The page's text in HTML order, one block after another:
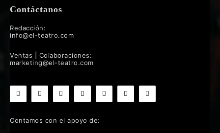
Contáctanos
Redacción:
info@el-teatro.com
Ventas | Colaboraciones:
marketing@el-teatro.com
Contamos con el apoyo de: